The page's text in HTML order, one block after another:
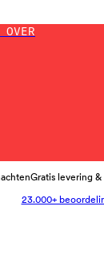
Gratis levering
23.000+